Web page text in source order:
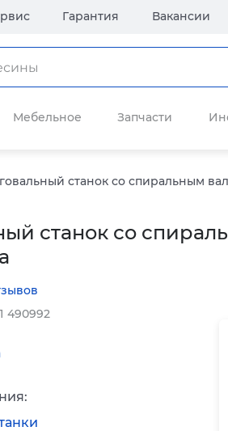
Гарантия Вакансии
Мебельное Запчасти
станок со спиральным
станок со
490992